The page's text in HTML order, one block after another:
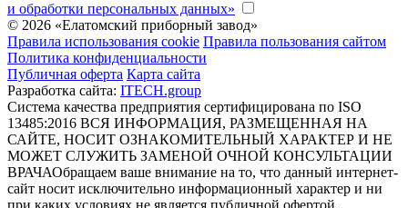
и обработки персональных данных»
© 2026 «Елатомский приборный завод»
Правила использования cookie Правила пользования сайтом
Политика конфиденциальности
Публичная оферта Карта сайта
Разработка сайта: ITECH.group
Система качества предприятия сертифицирована по ISO
13485:2016 ВСЯ ИНФОРМАЦИЯ, РАЗМЕЩЕННАЯ НА
САЙТЕ, НОСИТ ОЗНАКОМИТЕЛЬНЫЙ ХАРАКТЕР И НЕ
МОЖЕТ СЛУЖИТЬ ЗАМЕНОЙ ОЧНОЙ КОНСУЛЬТАЦИИ
ВРАЧАОбращаем ваше внимание на то, что данный интернет-
сайт носит исключительно информационный характер и ни